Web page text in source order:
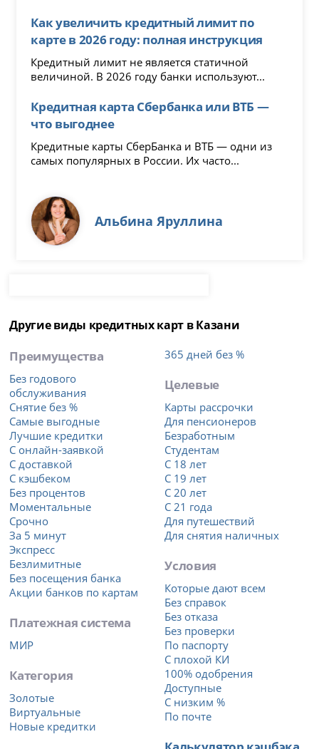
Как увеличить кредитный лимит по
карте в 2026 году: полная инструкция
Кредитный лимит не является статичной
величиной. В 2026 году банки используют...
Кредитная карта Сбербанка или ВТБ —
что выгоднее
Кредитные карты СберБанка и ВТБ — одни из
самых популярных в России. Их часто...
Альбина Яруллина
Другие виды кредитных карт в Казани
Преимущества
Без годового
обслуживания
Снятие без %
Самые выгодные
Лучшие кредитки
С онлайн-заявкой
С доставкой
С кэшбеком
Без процентов
Моментальные
Срочно
За 5 минут
Экспресс
Безлимитные
Без посещения банка
Акции банков по картам
Платежная система
МИР
Категория
Золотые
Виртуальные
Новые кредитки
365 дней без %
Целевые
Карты рассрочки
Для пенсионеров
Безработным
Студентам
С 18 лет
С 19 лет
С 20 лет
С 21 года
Для путешествий
Для снятия наличных
Условия
Которые дают всем
Без справок
Без отказа
Без проверки
По паспорту
С плохой КИ
100% одобрения
Доступные
С низким %
По почте